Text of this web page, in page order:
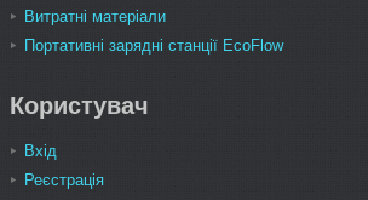
Витратні матеріали
Портативні зарядні станції EcoFlow
Користувач
Вхід
Реєстрація